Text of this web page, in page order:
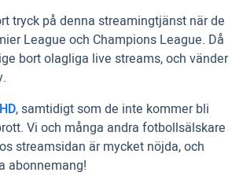
tryck på denna streamingtjänst när de
League och Champions League. Då
bort olagliga live streams, och vänder
, samtidigt som de inte kommer bli
Vi och många andra fotbollsälskare
streamsidan är mycket nöjda, och
abonnemang!